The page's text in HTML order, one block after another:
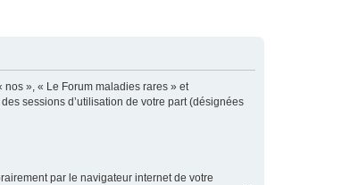
», « Le Forum maladies rares » et
sessions d’utilisation de votre part (désignées
par le navigateur internet de votre